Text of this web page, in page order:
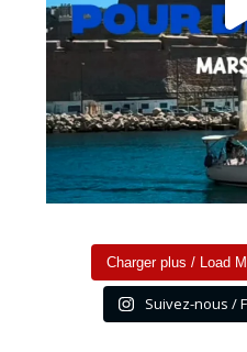
Charger plus / Load
Suivez-nous /